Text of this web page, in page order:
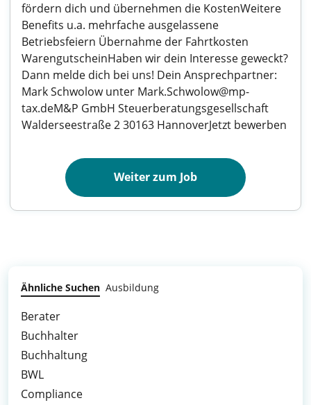
fördern dich und übernehmen die KostenWeitere
Benefits u.a. mehrfache ausgelassene
Betriebsfeiern Übernahme der Fahrtkosten
WarengutscheinHaben wir dein Interesse geweckt?
Dann melde dich bei uns! Dein Ansprechpartner:
Mark Schwolow unter Mark.Schwolow@mp-
tax.deM&P GmbH Steuerberatungsgesellschaft
Walderseestraße 2 30163 HannoverJetzt bewerben
Weiter zum Job
Ähnliche Suchen Ausbildung
Berater
Buchhalter
Buchhaltung
BWL
Compliance